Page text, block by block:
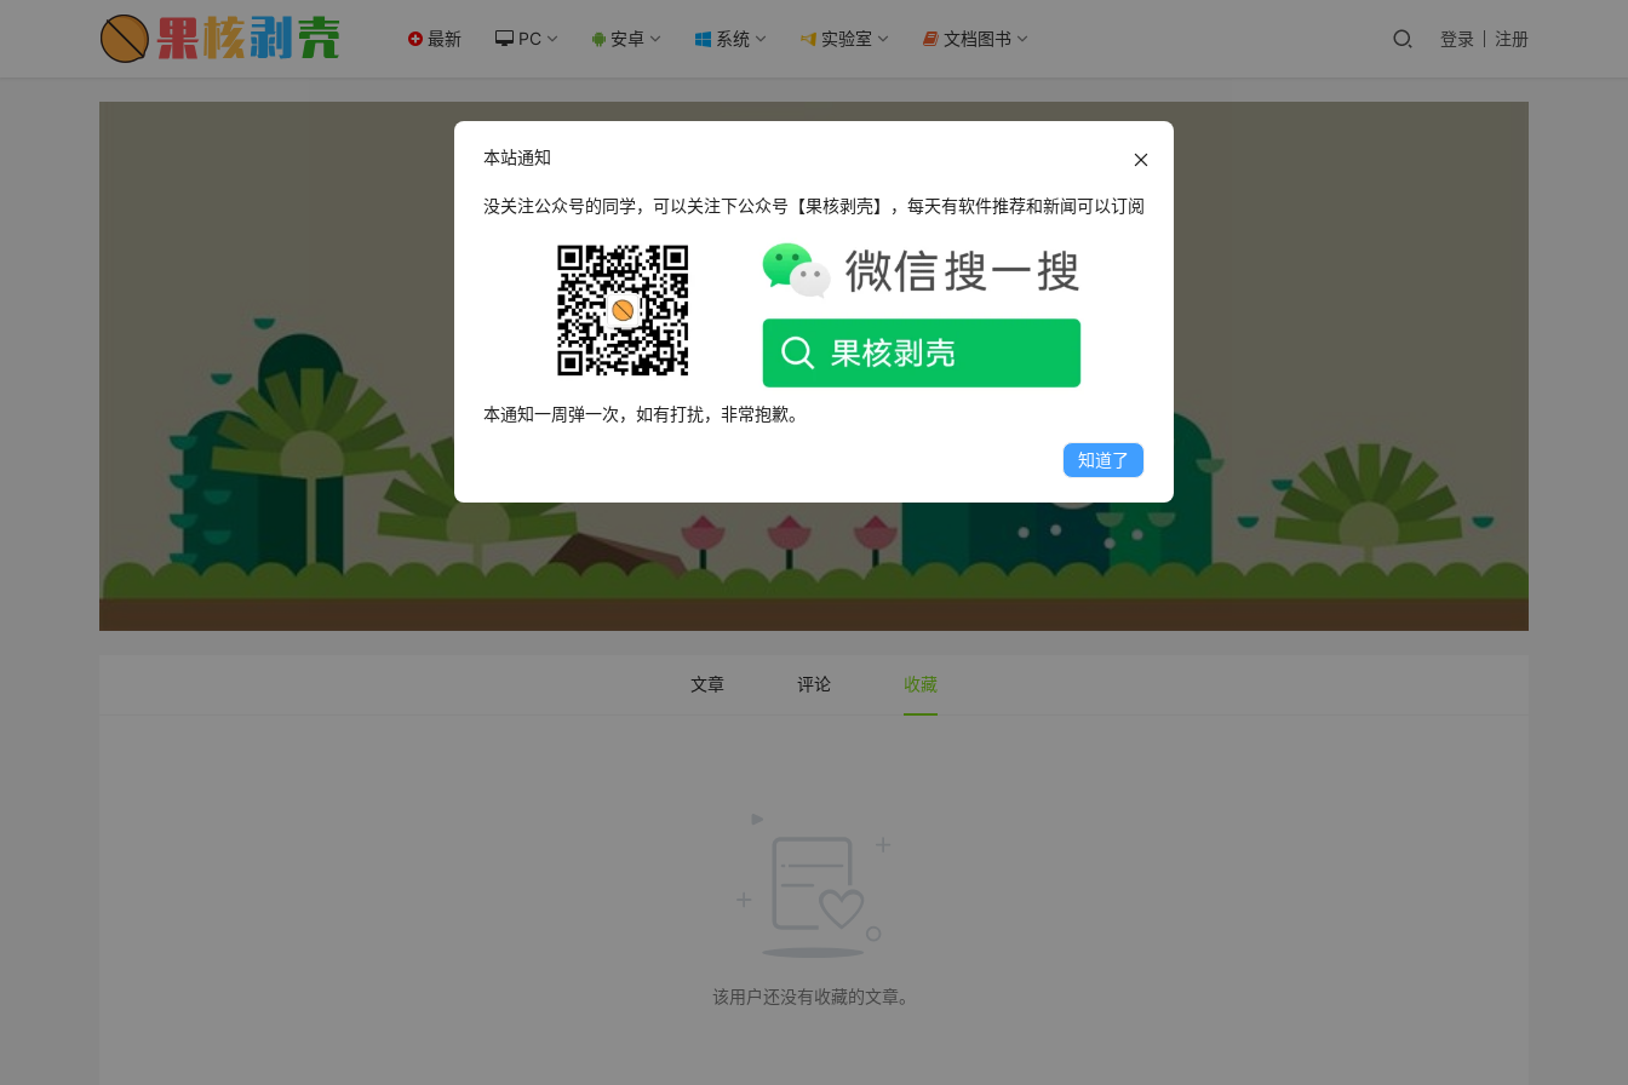
最新 PC 安卓 系统 实验室 文档图书 登录 注册
一二T二一
文章 评论 收藏
该用户还没有收藏的文章。
本站通知
没关注公众号的同学，可以关注下公众号【果核剥壳】，每天有软件推荐和新闻可以订阅
本通知一周弹一次，如有打扰，非常抱歉。
知道了